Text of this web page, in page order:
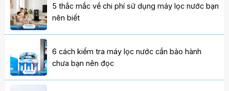
5 thắc mắc về chi phí sử dụng máy lọc nước bạn
nên biết
6 cách kiểm tra máy lọc nước cần bảo hành
chưa bạn nên đọc